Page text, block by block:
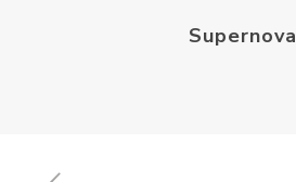
Supernova